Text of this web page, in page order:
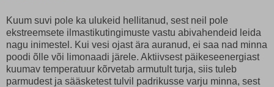
Kuum suvi pole ka ulukeid hellitanud, sest neil pole
ekstreemsete ilmastikutingimuste vastu abivahendeid leida
nagu inimestel. Kui vesi ojast ära auranud, ei saa nad minna
poodi õlle või limonaadi järele. Aktiivsest päikeseenergiast
kuumav temperatuur kõrvetab armutult turja, siis tuleb
parmudest ja sääsketest tulvil padrikusse varju minna, sest